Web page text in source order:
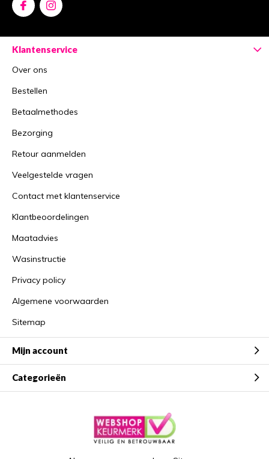
Klantenservice
Over ons
Bestellen
Betaalmethodes
Bezorging
Retour aanmelden
Veelgestelde vragen
Contact met klantenservice
Klantbeoordelingen
Maatadvies
Wasinstructie
Privacy policy
Algemene voorwaarden
Sitemap
Mijn account
Categorieën